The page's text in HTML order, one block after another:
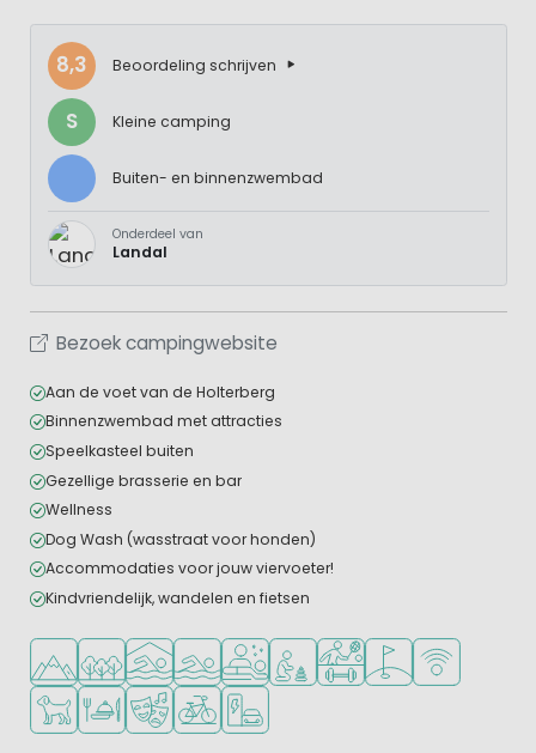
8,3 Beoordeling schrijven
S Kleine camping
Buiten- en binnenzwembad
Onderdeel van
Landal
Bezoek campingwebsite
Aan de voet van de Holterberg
Binnenzwembad met attracties
Speelkasteel buiten
Gezellige brasserie en bar
Wellness
Dog Wash (wasstraat voor honden)
Accommodaties voor jouw viervoeter!
Kindvriendelijk, wandelen en fietsen
Ligt in de heuvels/bergen
Ligt in een bosrijke omgeving
Overdekt zwembad
Openlucht zwembad
Wellnessfaciliteiten
Aanbevolen voor jonge kinderen
Veel mogelijkheden om
Golfbaan in de buurt
WiFi
Huisdieren toegestaan
Restaurant of pizzeria
Animatieprogramma
FietsverhuurLaadpaal elektrische auto